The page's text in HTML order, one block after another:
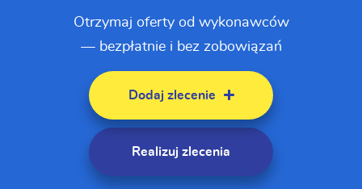
Otrzymaj oferty od wykonawców
— bezpłatnie i bez zobowiązań
Dodaj zlecenie
Realizuj zlecenia